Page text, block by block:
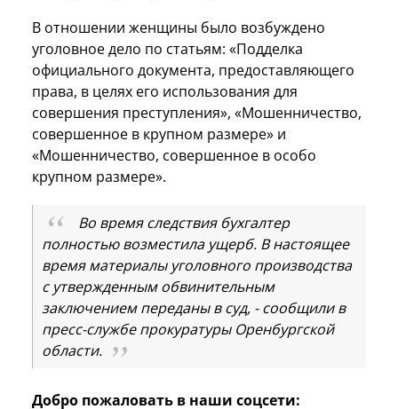
В отношении женщины было возбуждено
уголовное дело по статьям: «Подделка
официального документа, предоставляющего
права, в целях его использования для
совершения преступления», «Мошенничество,
совершенное в крупном размере» и
«Мошенничество, совершенное в особо
крупном размере».
Во время следствия бухгалтер
полностью возместила ущерб. В настоящее
время материалы уголовного производства
с утвержденным обвинительным
заключением переданы в суд, - сообщили в
пресс-службе прокуратуры Оренбургской
области.
Добро пожаловать в наши соцсети: